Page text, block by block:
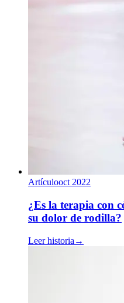
Artículooct 2022
¿Es la terapia con
su dolor de rodilla?
Leer historia →